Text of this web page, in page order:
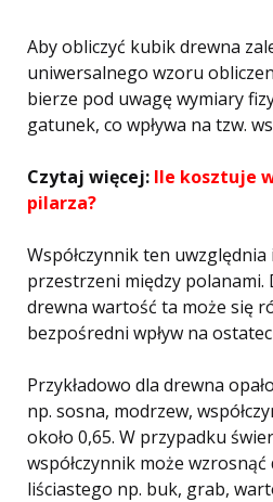
Aby obliczyć kubik drewna
uniwersalnego wzoru
bierze pod uwagę wymiary
gatunek, co wpływa na tzw.
Czytaj więcej: Ile kosztuje
pilarza?
Współczynnik ten
przestrzeni między
drewna wartość ta może się
bezpośredni wpływ na
Przykładowo dla drewna
np. sosna, modrzew,
około 0,65. W przypadku
współczynnik może wzrosnąć
liściastego np. buk, grab,